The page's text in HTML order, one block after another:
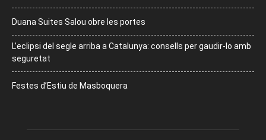
Duana Suites Salou obre les portes
L’eclipsi del segle arriba a Catalunya: consells per gaudir-lo amb
seguretat
Festes d’Estiu de Masboquera